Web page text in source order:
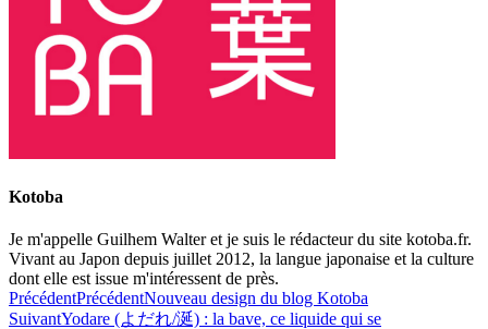
Kotoba
Je m'appelle Guilhem Walter et je suis le rédacteur du site kotoba.fr.
Vivant au Japon depuis juillet 2012, la langue japonaise et la culture
dont elle est issue m'intéressent de près.
PrécédentPrécédentNouveau design du blog Kotoba
SuivantYodare (よだれ/涎) : la bave, ce liquide qui se